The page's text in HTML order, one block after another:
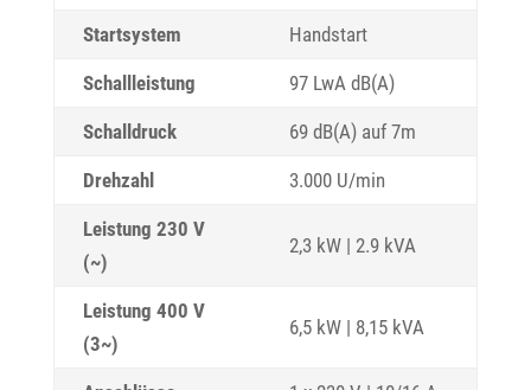
Startsystem
Handstart
Schallleistung
97 LwA dB(A)
Schalldruck
69 dB(A) auf 7m
Drehzahl
3.000 U/min
Leistung 230 V
(~)
2,3 kW | 2.9 kVA
Leistung 400 V
(3~)
6,5 kW | 8,15 kVA